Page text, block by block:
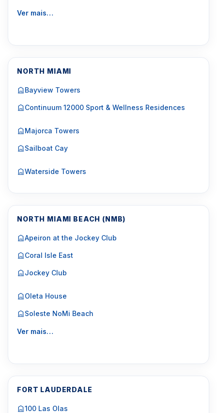
Ver mais…
NORTH MIAMI
Bayview Towers
Continuum 12000 Sport & Wellness Residences
Majorca Towers
Sailboat Cay
Waterside Towers
NORTH MIAMI BEACH (NMB)
Apeiron at the Jockey Club
Coral Isle East
Jockey Club
Oleta House
Soleste NoMi Beach
Ver mais…
FORT LAUDERDALE
100 Las Olas